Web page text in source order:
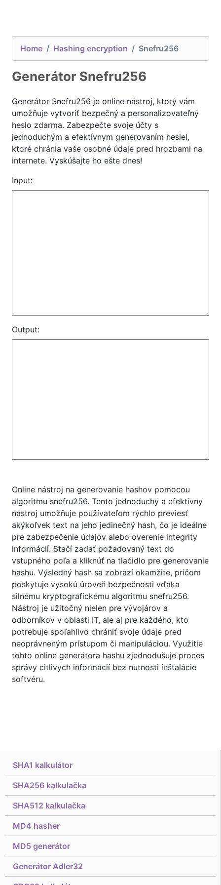
SHA1 kalkulátor
SHA256 kalkulačka
SHA512 kalkulačka
MD4 hasher
MD5 generátor
Generátor Adler32
Home Hashing encryption Snefru256
Generátor Snefru256
Generátor Snefru256 je online nástroj, ktorý vám
umožňuje vytvoriť bezpečný a personalizovateľný
heslo zdarma. Zabezpečte svoje účty s
jednoduchým a efektívnym generovaním hesiel,
ktoré chránia vaše osobné údaje pred hrozbami na
internete. Vyskúšajte ho ešte dnes!
Input:
Output:
Online nástroj na generovanie hashov pomocou
algoritmu snefru256. Tento jednoduchý a efektívny
nástroj umožňuje používateľom rýchlo previesť
akýkoľvek text na jeho jedinečný hash, čo je ideálne
pre zabezpečenie údajov alebo overenie integrity
informácií. Stačí zadať požadovaný text do
vstupného poľa a kliknúť na tlačidlo pre generovanie
hashu. Výsledný hash sa zobrazí okamžite, pričom
poskytuje vysokú úroveň bezpečnosti vďaka
silnému kryptografickému algoritmu snefru256.
Nástroj je užitočný nielen pre vývojárov a
odborníkov v oblasti IT, ale aj pre každého, kto
potrebuje spoľahlivo chrániť svoje údaje pred
neoprávneným prístupom či manipuláciou. Využitie
tohto online generátora hashu zjednodušuje proces
správy citlivých informácií bez nutnosti inštalácie
softvéru.